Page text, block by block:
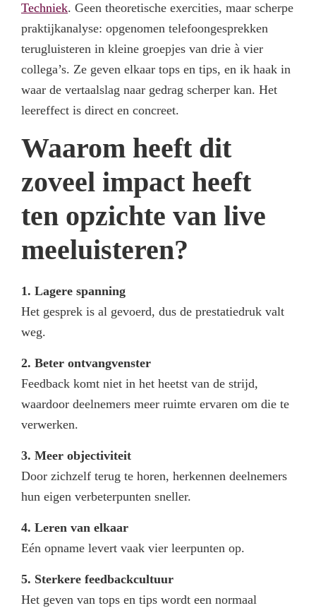
Techniek. Geen theoretische exercities, maar scherpe
praktijkanalyse: opgenomen telefoongesprekken
terugluisteren in kleine groepjes van drie à vier
collega’s. Ze geven elkaar tops en tips, en ik haak in
waar de vertaalslag naar gedrag scherper kan. Het
leereffect is direct en concreet.
Waarom heeft dit
zoveel impact heeft
ten opzichte van live
meeluisteren?
1. Lagere spanning
Het gesprek is al gevoerd, dus de prestatiedruk valt
weg.
2. Beter ontvangvenster
Feedback komt niet in het heetst van de strijd,
waardoor deelnemers meer ruimte ervaren om die te
verwerken.
3. Meer objectiviteit
Door zichzelf terug te horen, herkennen deelnemers
hun eigen verbeterpunten sneller.
4. Leren van elkaar
Eén opname levert vaak vier leerpunten op.
5. Sterkere feedbackcultuur
Het geven van tops en tips wordt een normaal